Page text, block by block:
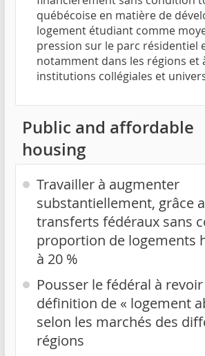
québécoise en matière de
logement étudiant comme
pression sur le parc résidentiel
notamment dans les régions et
institutions collégiales et
Public and affordable
housing
Travailler à augmenter
substantiellement, grâce
transferts fédéraux sans
proportion de logements
à 20 %
Pousser le fédéral à revoir
définition de « logement
selon les marchés des
régions